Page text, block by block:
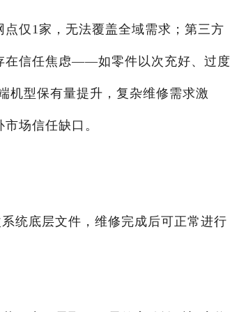
仅1家，无法覆盖全域需求；第三方
在信任焦虑——如零件以次充好、过度
机型保有量提升，复杂维修需求激
场信任缺口。
统底层文件，维修完成后可正常进行